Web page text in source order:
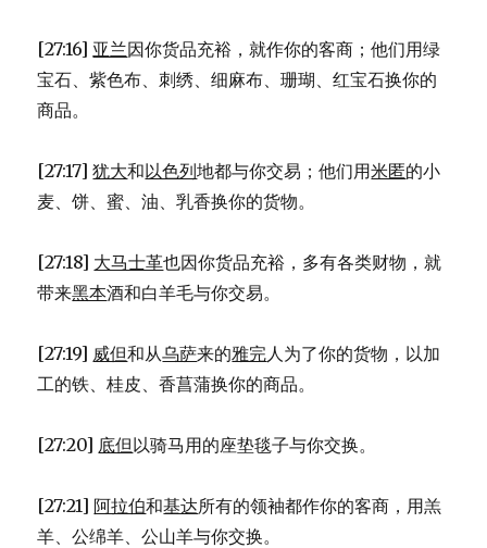
[27:16] 亚兰因你货品充裕，就作你的客商；他们用绿
宝石、紫色布、刺绣、细麻布、珊瑚、红宝石换你的
商品。
[27:17]犹大和以色列地都与你交易；他们用米匿的小
麦、饼、蜜、油、乳香换你的货物。
[27:18] 大马士革也因你货品充裕，多有各类财物，就
带来黑本酒和白羊毛与你交易。
[27:19] 威但和从乌萨来的雅完人为了你的货物，以加
工的铁、桂皮、香菖蒲换你的商品。
[27:20] 底但以骑马用的座垫毯子与你交换。
[27:21] 阿拉伯和基达所有的领袖都作你的客商，用羔
羊、公绵羊、公山羊与你交换。